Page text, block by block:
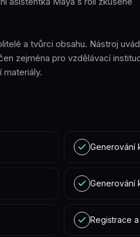
a tvůrci obsahu. Nástroj
zejména pro vzdělávací
Generování
Generování
Registrace